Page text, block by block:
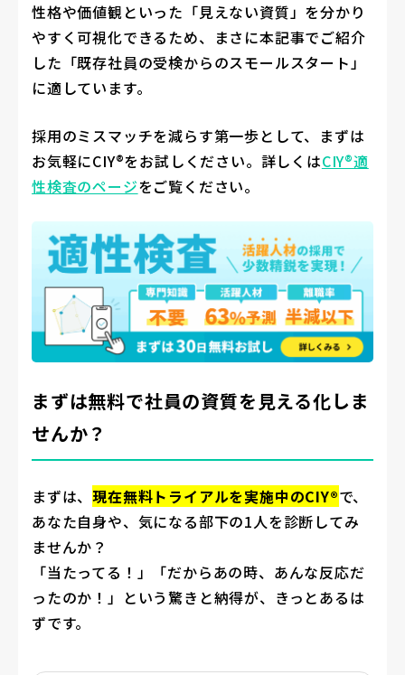
性格や価値観といった「見えない資質」を分かり
やすく可視化できるため、まさに本記事でご紹介
した「既存社員の受検からのスモールスタート」
に適しています。
採用のミスマッチを減らす第一歩として、まずは
お気軽にCIY®をお試しください。詳しくはCIY®適
性検査のページをご覧ください。
まずは無料で社員の資質を見える化しま
せんか？
まずは、現在無料トライアルを実施中のCIY®で、
あなた自身や、気になる部下の1人を診断してみ
ませんか？
「当たってる！」「だからあの時、あんな反応だ
ったのか！」という驚きと納得が、きっとあるは
ずです。